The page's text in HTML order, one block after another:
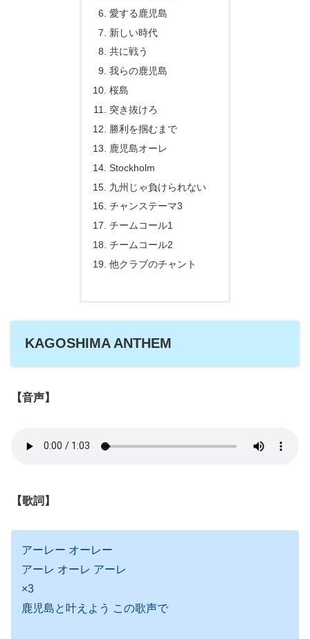
愛する鹿児島
新しい時代
共に戦う
我らの鹿児島
桜島
突き抜けろ
勝利を掴むまで
鹿児島オーレ
Stockholm
九州じゃ負けられない
チャンステーマ3
チームコール1
チームコール2
他クラブのチャント
KAGOSHIMA ANTHEM
【音声】
【歌詞】
アーレー オーレー
アーレ オーレ アーレ
×3
鹿児島と叶えよう この歌声で